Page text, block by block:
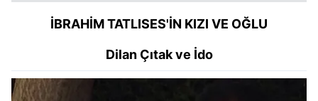
İBRAHİM TATLISES'İN KIZI VE OĞLU
Dilan Çıtak ve İdo